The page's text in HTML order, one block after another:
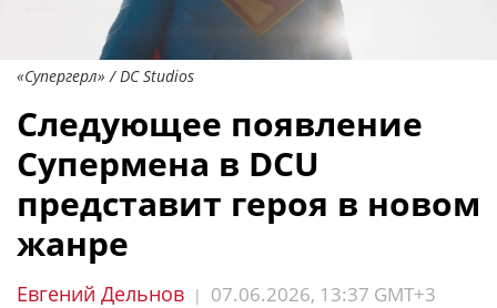
«Супергерл» / DC Studios
Следующее появление
Супермена в DCU
представит героя в новом
жанре
Евгений Дельнов | 07.06.2026, 13:37 GMT+3